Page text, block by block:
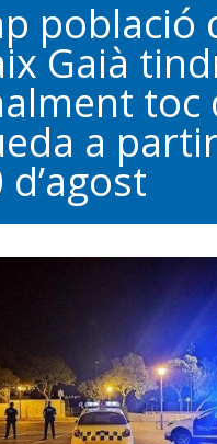
població
Gaià
toc
a
d’agost